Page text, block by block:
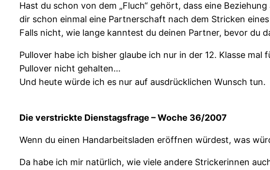
Hast du schon von dem „Fluch“ gehört, dass eine
dir schon einmal eine Partnerschaft nach dem Stricken
Falls nicht, wie lange kanntest du deinen Partner, bevor du
Pullover habe ich bisher glaube ich nur in der 12. Klasse
Pullover nicht gehalten…
Und heute würde ich es nur auf ausdrücklichen Wunsch tun.
Die verstrickte Dienstagsfrage – Woche 36/2007
Wenn du einen Handarbeitsladen eröffnen würdest, was
Da habe ich mir natürlich, wie viele andere Strickerinnen